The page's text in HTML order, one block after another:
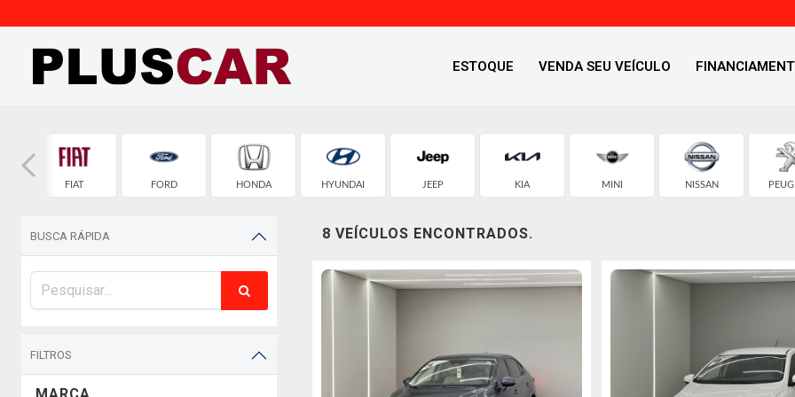
ESTOQUE VENDA SEU VEÍCULO
FIAT FORD HONDA HYUNDAI JEEP KIA MINI NISSAN
BUSCA RÁPIDA
FILTROS
8 VEÍCULOS ENCONTRADOS.